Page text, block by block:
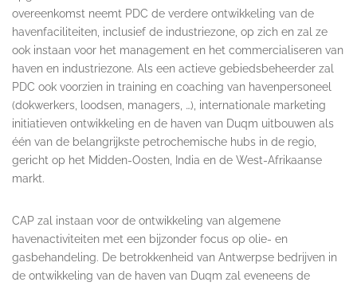
overeenkomst neemt PDC de verdere ontwikkeling van de
havenfaciliteiten, inclusief de industriezone, op zich en zal ze
ook instaan voor het management en het commercialiseren van
haven en industriezone. Als een actieve gebiedsbeheerder zal
PDC ook voorzien in training en coaching van havenpersoneel
(dokwerkers, loodsen, managers, …), internationale marketing
initiatieven ontwikkeling en de haven van Duqm uitbouwen als
één van de belangrijkste petrochemische hubs in de regio,
gericht op het Midden-Oosten, India en de West-Afrikaanse
markt.
CAP zal instaan voor de ontwikkeling van algemene
havenactiviteiten met een bijzonder focus op olie- en
gasbehandeling. De betrokkenheid van Antwerpse bedrijven in
de ontwikkeling van de haven van Duqm zal eveneens de